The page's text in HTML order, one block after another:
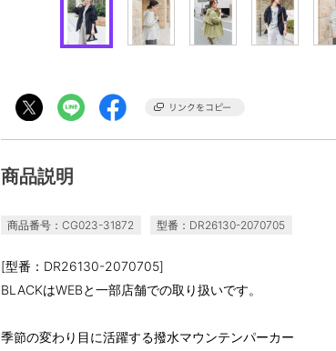
商品説明
商品番号：CG023-31872 型番：DR26130-2070705
[型番：DR26130-2070705]
BLACKはWEBと一部店舗での取り扱いです。
季節の変わり目に活躍する撥水マウンテンパーカー